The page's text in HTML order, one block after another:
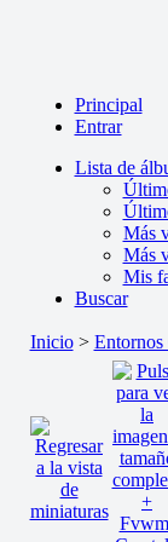
Principal
Entrar
Lista de
Más
Más
Mis
Buscar
Inicio>